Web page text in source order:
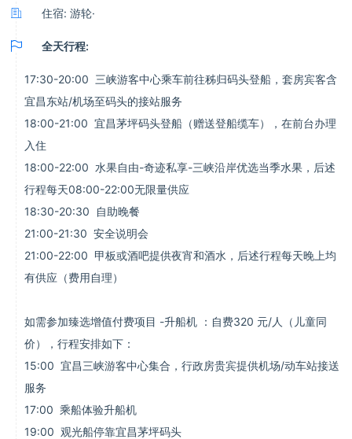
 住宿: 游轮·
 全天行程:
17:30-20:00 三峡游客中心乘车前往秭归码头登船，套房宾客含
宜昌东站/机场至码头的接站服务
18:00-21:00 宜昌茅坪码头登船（赠送登船缆车），在前台办理
入住
18:00-22:00 水果自由-奇迹私享-三峡沿岸优选当季水果，后述
行程每天08:00-22:00无限量供应
18:30-20:30 自助晚餐
21:00-21:30 安全说明会
21:00-22:00 甲板或酒吧提供夜宵和酒水，后述行程每天晚上均
有供应（费用自理）
如需参加臻选增值付费项目 -升船机 ：自费320 元/人（儿童同
价），行程安排如下：
15:00 宜昌三峡游客中心集合，行政房贵宾提供机场/动车站接送
服务
17:00 乘船体验升船机
19:00 观光船停靠宜昌茅坪码头